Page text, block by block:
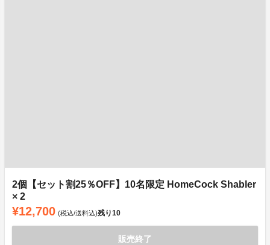
2個【セット割25％OFF】10名限定 HomeCock Shabler
× 2
¥12,700 (税込/送料込)残り10
販売終了